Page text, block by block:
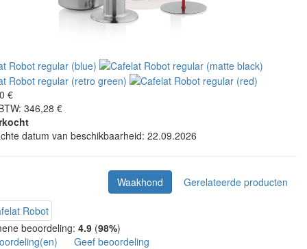
€
346,28 €
datum van beschikbaarheid: 22.09.2026
Waakhond Gerelateerde producten
beoordeling: 4.9 (98%)
Geef beoordeling